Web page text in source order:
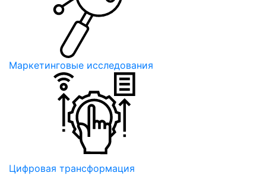
Маркетинговые исследования
Цифровая трансформация